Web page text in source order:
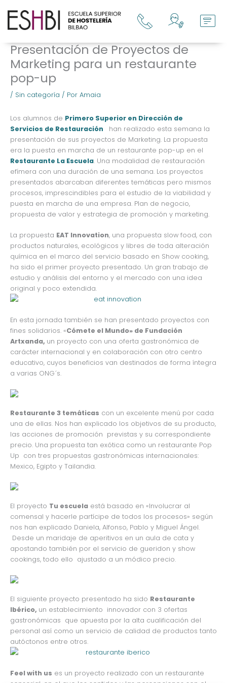
contenido
Presentación de Proyectos de
Marketing para un restaurante
pop-up
/ Sin categoría / Por Amaia
Los alumnos de Primero Superior en Dirección de
Servicios de Restauración
han realizado esta semana la
presentación de sus proyectos de Marketing. La propuesta
era la puesta en marcha de un restaurante pop-up en el
Restaurante La Escuela. Una modalidad de restauración
efímera con una duración de una semana. Los proyectos
presentados abarcaban diferentes temáticas pero mismos
procesos, imprescindibles para el estudio de la viabilidad y
puesta en marcha de una empresa. Plan de negocio,
propuesta de valor y estrategia de promoción y marketing.
La propuesta EAT Innovation, una propuesta slow food, con
productos naturales, ecológicos y libres de toda alteración
química en el marco del servicio basado en Show cooking,
ha sido el primer proyecto presentado. Un gran trabajo de
estudio y análisis del entorno y el mercado con una idea
original y poco extendida.
En esta jornada también se han presentado proyectos con
fines solidarios. «Cómete el Mundo» de Fundación
Artxanda, un proyecto con una oferta gastronómica de
carácter internacional y en colaboración con otro centro
educativo, cuyos beneficios van destinados de forma íntegra
a varias ONG´s.
Restaurante 3 temáticas con un excelente menú por cada
una de ellas. Nos han explicado los objetivos de su producto,
las acciones de promoción previstas y su correspondiente
precio. Una propuesta tan exótica como un restaurante Pop
Up con tres propuestas gastronómicas internacionales:
Mexico, Egipto y Tailandia.
El proyecto Tu escuela está basado en «Involucrar al
comensal y hacerle partícipe de todos los procesos» según
nos han explicado Daniela, Alfonso, Pablo y Miguel Ángel.
Desde un maridaje de aperitivos en un aula de cata y
apostando también por el servicio de gueridon y show
cookings, todo ello ajustado a un módico precio.
El siguiente proyecto presentado ha sido Restaurante
Ibérico, un establecimiento innovador con 3 ofertas
gastronómicas que apuesta por la alta cualificación del
personal así como un servicio de calidad de productos tanto
autóctonos entre otros.
Feel with us es un proyecto realizado con un restaurante